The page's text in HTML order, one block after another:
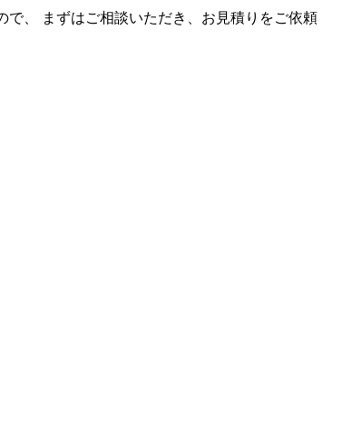
、 まずはご相談いただき、お見積りをご依頼